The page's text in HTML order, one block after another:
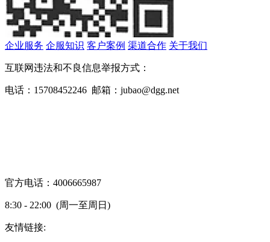
企业服务 企服知识 客户案例 渠道合作 关于我们
互联网违法和不良信息举报方式：
电话：15708452246 邮箱：jubao@dgg.net
官方电话：4006665987
8:30 - 22:00 (周一至周日)
友情链接: